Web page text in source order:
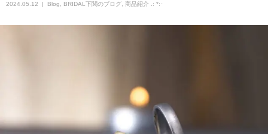
2024.05.12 Blog BRIDAL下関のブログ 商品紹介 .: *:･